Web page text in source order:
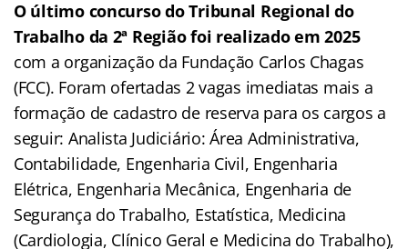
O último concurso do Tribunal Regional do
Trabalho da 2ª Região foi realizado em 2025
com a organização da Fundação Carlos Chagas
(FCC). Foram ofertadas 2 vagas imediatas mais a
formação de cadastro de reserva para os cargos a
seguir: Analista Judiciário: Área Administrativa,
Contabilidade, Engenharia Civil, Engenharia
Elétrica, Engenharia Mecânica, Engenharia de
Segurança do Trabalho, Estatística, Medicina
(Cardiologia, Clínico Geral e Medicina do Trabalho),